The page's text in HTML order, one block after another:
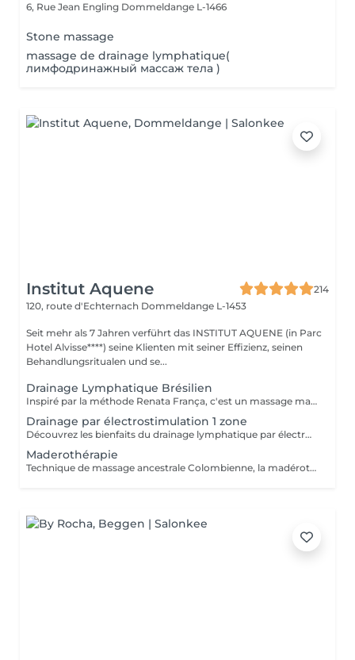
6, Rue Jean Engling Dommeldange L-1466
Stone massage
massage de drainage lymphatique(
лимфодринажный массаж тела )
Institut Aquene
214
120, route d'Echternach Dommeldange L-1453
Seit mehr als 7 Jahren verführt das INSTITUT AQUENE (in Parc
Hotel Alvisse****) seine Klienten mit seiner Effizienz, seinen
Behandlungsritualen und se...
Drainage Lymphatique Brésilien
Inspiré par la méthode Renata França, c'est un massage manuel destiné a stimuler la circulation lymphatique et à détoxifier l'organisme. Par des manuvres manuelles variant la pression en suivant le sens de la circulation lymphatique l'organisme est nettoyé et son système immunitaire renforcé. La lymphe draine les liquides excédentaires, les toxines et les débris cellulaires pour un résultat immédiat ! Peut être fait avant une séance de madérothérapie pour encore plus de bien fait !!
Drainage par électrostimulation 1 zone
Découvrez les bienfaits du drainage lymphatique par électrostimulation, une méthode innovante qui: - stimule la circulation lymphatique, - réduit les gonflements, - améliore la détoxification du corps et -favorise une sensation de légèreté. Idéal pour améliorer le bien-être et optimiser la perte de poids. Sans douleur, venez profitez d'un moment de détente bien mérité, tout en stimulant de l'intérieur votre corps et perdant des calories. 1 zone correspond au : ventre ou cuisses (les 2) ou bras.
Maderothérapie
Technique de massage ancestrale Colombienne, la madérothérapie offre une multitude de bénéfices sur le corps ! - L'amélioration de la circulation sanguine et de la circulation lymphatique - Une peau resserrée, des muscles plus toniques - L'élimination de l'apparence de la cellulite, même profonde... Qu'il s'agisse de la peau du corps ou du visage, les instruments et rouleaux en bois de maderothérapie agissent sur toutes les zones du corps permettant une relaxation profonde et une tonification du corps dans son ensemble. Pour un bon résultat il est conseiller de faire entre 3 à 5 séances de drainage lymphatique Brésilien afin de détoxifier le corps et 10 séances de maderothérapie réparties sur 5 semaines (soit 2 séances par semaine). Et une séance par mois de chaque en entretient. Effet WOUAH garantie